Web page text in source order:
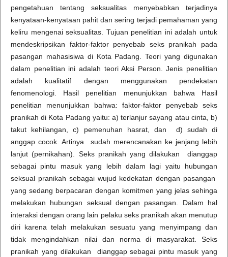
pengetahuan tentang seksualitas menyebabkan terjadinya
kenyataan-kenyataan pahit dan sering terjadi pemahaman yang
keliru mengenai seksualitas. Tujuan penelitian ini adalah untuk
mendeskripsikan faktor-faktor penyebab seks pranikah pada
pasangan mahasisiwa di Kota Padang. Teori yang digunakan
dalam penelitian ini adalah teori Aksi Person. Jenis penelitian
adalah kualitatif dengan menggunakan pendekatan
fenomenologi. Hasil penelitian menunjukkan bahwa Hasil
penelitian menunjukkan bahwa: faktor-faktor penyebab seks
pranikah di Kota Padang yaitu: a) terlanjur sayang atau cinta, b)
takut kehilangan, c) pemenuhan hasrat, dan d) sudah di
anggap cocok. Artinya sudah merencanakan ke jenjang lebih
lanjut (pernikahan). Seks pranikah yang dilakukan dianggap
sebagai pintu masuk yang lebih dalam lagi yaitu hubungan
seksual pranikah sebagai wujud kedekatan dengan pasangan
yang sedang berpacaran dengan komitmen yang jelas sehinga
melakukan hubungan seksual dengan pasangan. Dalam hal
interaksi dengan orang lain pelaku seks pranikah akan menutup
diri karena telah melakukan sesuatu yang menyimpang dan
tidak mengindahkan nilai dan norma di masyarakat. Seks
pranikah yang dilakukan dianggap sebagai pintu masuk yang